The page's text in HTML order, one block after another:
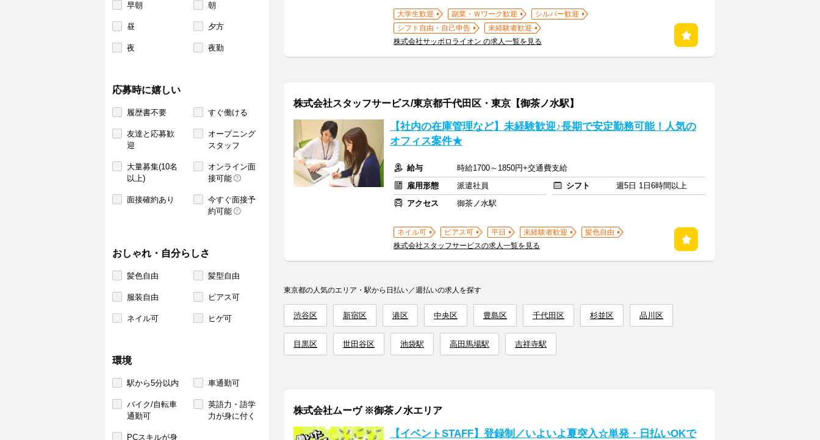
早朝 朝
昼 夕方
夜 夜勤
応募時に嬉しい
履歴書不要 すぐ働ける
友達と応募歓
迎
オープニング
スタッフ
大量募集(10名
以上)
オンライン面
接可能
面接確約あり
今すぐ面接予
約可能
おしゃれ・自分らしさ
髪色自由 髪型自由
服装自由 ピアス可
ネイル可 ヒゲ可
環境
駅から5分以内 車通勤可
バイク/自転車
通勤可
英語力・語学
力が身に付く
PCスキルが身
大学生歓迎 副業・Ｗワーク歓迎
シルバー歓迎
シフト自由・自己申告
未経験者歓迎
株式会社サッポロライオン の求人一覧を見る
株式会社スタッフサービス/東京都千代田区・東京【御茶ノ水駅】
【社内の在庫管理など】未経験歓迎♪長期で安定勤務可能！人気の
オフィス案件★
給与
時給1700～1850円+交通費支給
雇用形態
派遣社員 シフト
週5日 1日6時間以上
アクセス
御茶ノ水駅
ネイル可 ピアス可 平日 未経験者歓迎
髪色自由
株式会社スタッフサービスの求人一覧を見る
東京都の人気のエリア・駅から日払い／週払いの求人を探す
渋谷区 新宿区 港区 中央区 豊島区 千代田区 杉並区 品川区
目黒区 世田谷区 池袋駅 高田馬場駅 吉祥寺駅
株式会社ムーヴ ※御茶ノ水エリア
【イベントSTAFF】登録制／いよいよ夏突入☆単発・日払いOKで